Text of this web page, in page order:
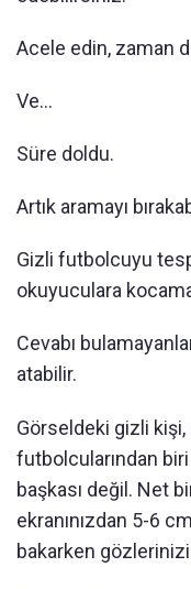
Acele edin, zaman
Ve...
Süre doldu.
Artık aramayı
Gizli futbolcuyu
okuyuculara
Cevabı
atabilir.
Görseldeki gizli kişi,
futbolcularından
başkası değil. Net
ekranınızdan 5-6
bakarken gözlerinizi